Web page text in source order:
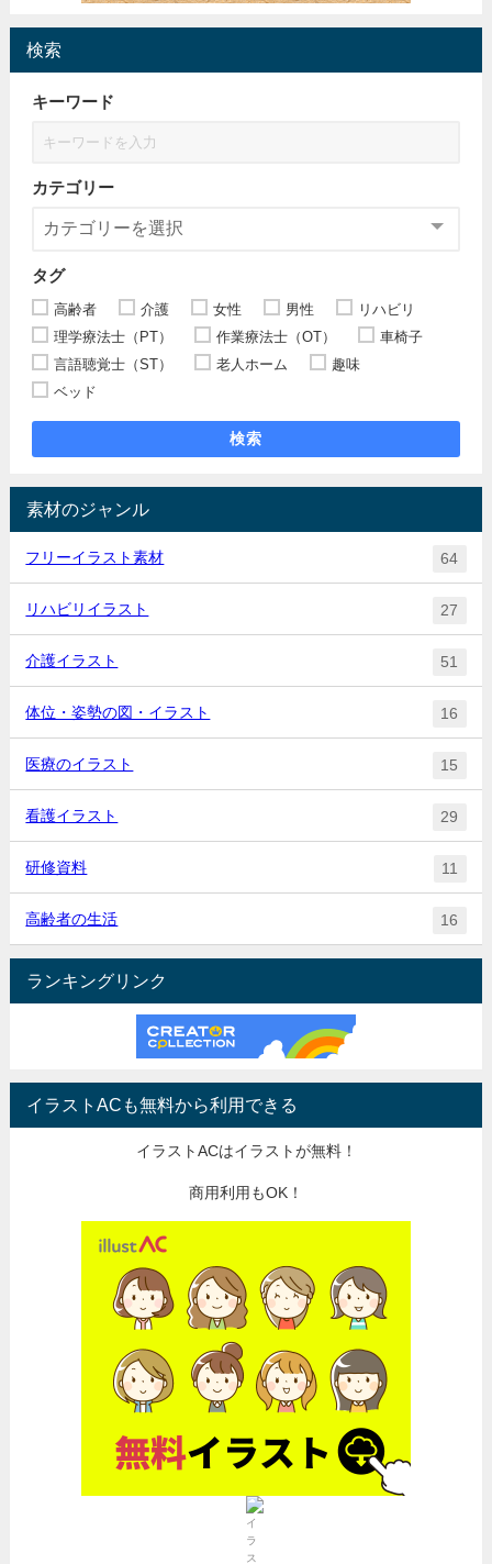
検索
キーワード
カテゴリー
タグ
高齢者 介護 女性 男性
リハビリ
理学療法士（PT）
作業療法士（OT）
車椅子
言語聴覚士（ST）
老人ホーム
趣味
ベッド
検索
素材のジャンル
フリーイラスト素材 64
リハビリイラスト 27
介護イラスト 51
体位・姿勢の図・イラスト 16
医療のイラスト 15
看護イラスト 29
研修資料 11
高齢者の生活 16
ランキングリンク
イラストACも無料から利用できる
イラストACはイラストが無料！
商用利用もOK！